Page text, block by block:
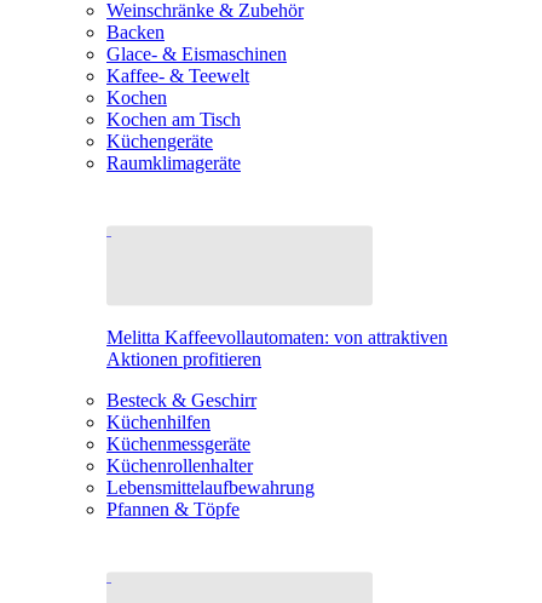
Weinschränke & Zubehör
Backen
Glace- & Eismaschinen
Kaffee- & Teewelt
Kochen
Kochen am Tisch
Küchengeräte
Raumklimageräte
Melitta Kaffeevollautomaten: von attraktiven
Aktionen profitieren
Besteck & Geschirr
Küchenhilfen
Küchenmessgeräte
Küchenrollenhalter
Lebensmittelaufbewahrung
Pfannen & Töpfe